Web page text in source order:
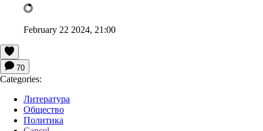
February 22 2024, 21:00
70
Categories:
Литература
Общество
Политика